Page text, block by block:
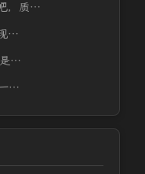
，质…
…
是…
…